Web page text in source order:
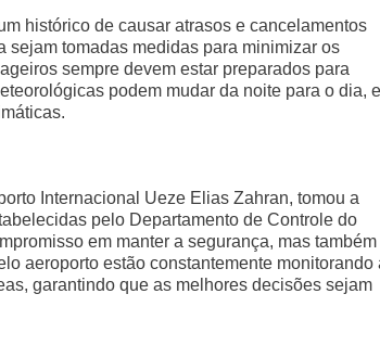
histórico de causar atrasos e cancelamentos
sejam tomadas medidas para minimizar os
sempre devem estar preparados para
podem mudar da noite para o dia,
Internacional Ueze Elias Zahran, tomou a
pelo Departamento de Controle do
em manter a segurança, mas também
aeroporto estão constantemente monitorando
garantindo que as melhores decisões sejam